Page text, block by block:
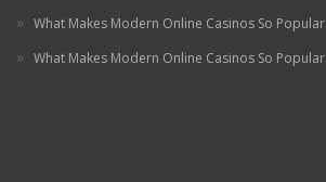
What Makes Modern Online Casinos So Popular
What Makes Modern Online Casinos So Popular